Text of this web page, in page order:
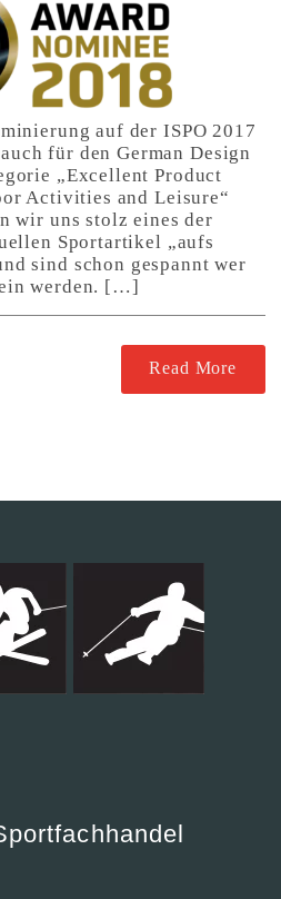
auf der ISPO 2017
für den German Design
„Excellent Product
Activities and Leisure“
wir uns stolz eines der
Sportartikel „aufs
sind schon gespannt wer
werden. […]
Read More